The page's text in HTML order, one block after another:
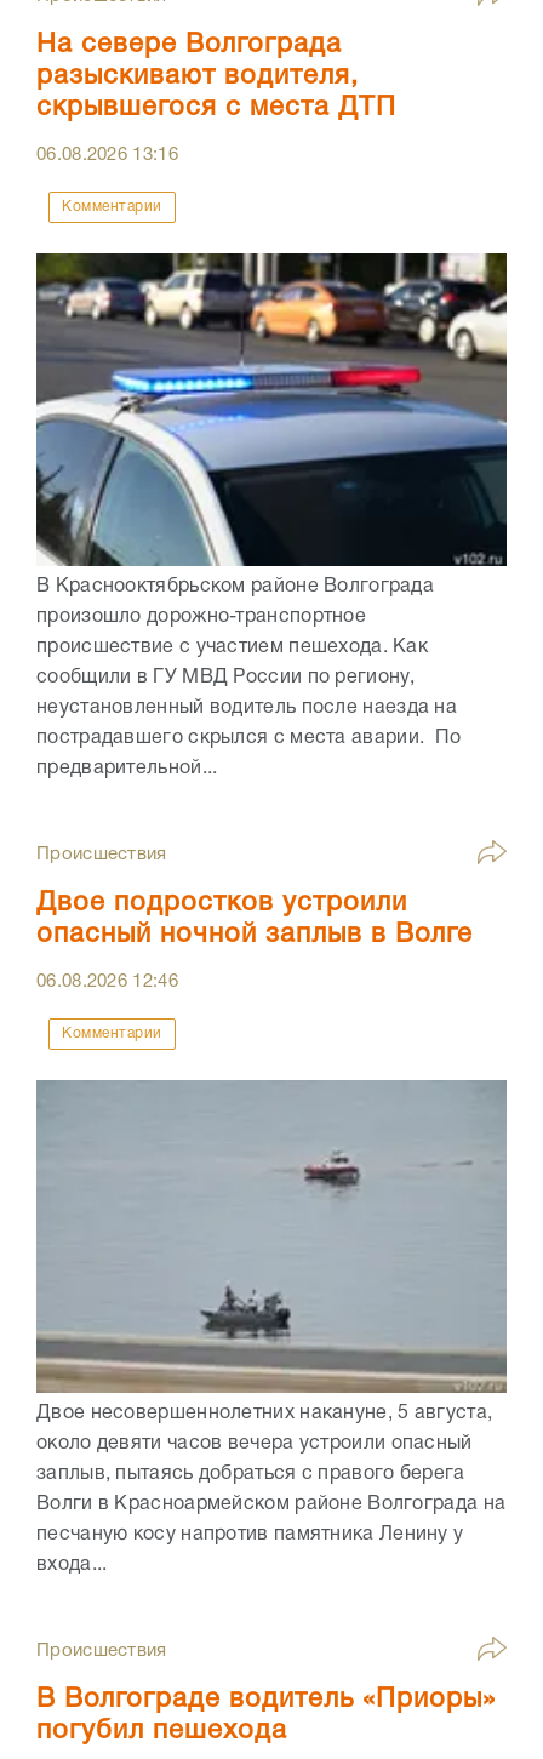
На севере Волгограда
разыскивают водителя,
скрывшегося с места ДТП
06.08.2026 13:16
Комментарии
В Краснооктябрьском районе Волгограда
произошло дорожно-транспортное
происшествие с участием пешехода. Как
сообщили в ГУ МВД России по региону,
неустановленный водитель после наезда на
пострадавшего скрылся с места аварии. По
предварительной...
Происшествия
Двое подростков устроили
опасный ночной заплыв в Волге
06.08.2026 12:46
Комментарии
Двое несовершеннолетних накануне, 5 августа,
около девяти часов вечера устроили опасный
заплыв, пытаясь добраться с правого берега
Волги в Красноармейском районе Волгограда на
песчаную косу напротив памятника Ленину у
входа...
Происшествия
В Волгограде водитель «Приоры»
погубил пешехода